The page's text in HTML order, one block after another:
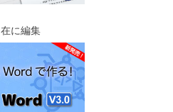
に編集